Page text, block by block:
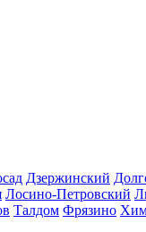
Дзержинский
Лосино-Петровский
Талдом Фрязино